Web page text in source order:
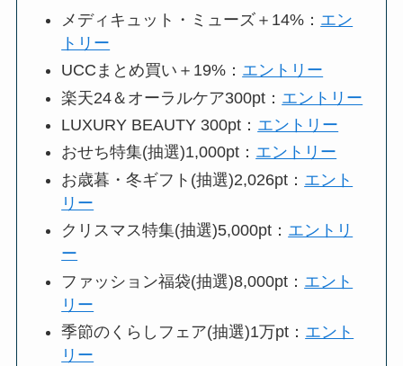
メディキュット・ミューズ＋14%： エン
トリー
UCCまとめ買い＋19%： エントリー
楽天24＆オーラルケア300pt： エントリー
LUXURY BEAUTY 300pt： エントリー
おせち特集(抽選)1,000pt： エントリー
お歳暮・冬ギフト(抽選)2,026pt： エント
リー
クリスマス特集(抽選)5,000pt： エントリ
ー
ファッション福袋(抽選)8,000pt： エント
リー
季節のくらしフェア(抽選)1万pt： エント
リー